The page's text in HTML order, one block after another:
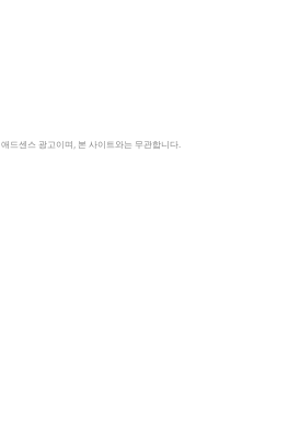
드센스 광고이며, 본 사이트와는 무관합니다.